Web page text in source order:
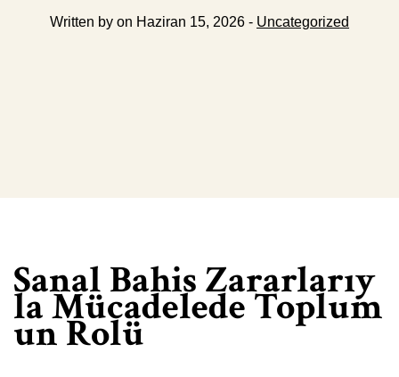
Written by on Haziran 15, 2026 - Uncategorized
Sanal Bahis Zararlarıy
la Mücadelede Toplum
un Rolü